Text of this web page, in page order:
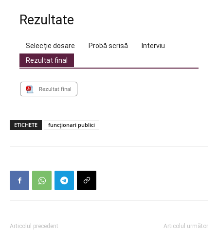
Rezultate
Selecție dosare Probă scrisă
Interviu
Rezultat final
Rezultat final
ETICHETE funcționari publici
Articolul precedent Articolul următor